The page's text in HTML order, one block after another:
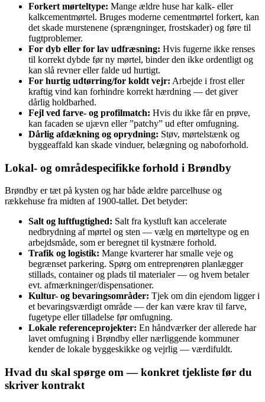
Forkert mørteltype: Mange ældre huse har kalk‑ eller
kalkcementmørtel. Bruges moderne cementmørtel forkert, kan
det skade murstenene (sprængninger, frostskader) og føre til
fugtproblemer.
For dyb eller for lav udfræsning: Hvis fugerne ikke renses
til korrekt dybde før ny mørtel, binder den ikke ordentligt og
kan slå revner eller falde ud hurtigt.
For hurtig udtørring/for koldt vejr: Arbejde i frost eller
kraftig vind kan forhindre korrekt hærdning — det giver
dårlig holdbarhed.
Fejl ved farve- og profilmatch: Hvis du ikke får en prøve,
kan facaden se ujævn eller ”patchy” ud efter omfugning.
Dårlig afdækning og oprydning: Støv, mørtelstænk og
byggeaffald kan skade vinduer, belægning og naboforhold.
Lokal- og områdespecifikke forhold i Brøndby
Brøndby er tæt på kysten og har både ældre parcelhuse og
rækkehuse fra midten af 1900‑tallet. Det betyder:
Salt og luftfugtighed: Salt fra kystluft kan accelerate
nedbrydning af mørtel og sten — vælg en mørteltype og en
arbejdsmåde, som er beregnet til kystnære forhold.
Trafik og logistik: Mange kvarterer har smalle veje og
begrænset parkering. Spørg om entreprenøren planlægger
stillads, container og plads til materialer — og hvem betaler
evt. afmærkninger/dispensationer.
Kultur- og bevaringsområder: Tjek om din ejendom ligger i
et bevaringsværdigt område — der kan være krav til farve,
fugetype eller tilladelse før omfugning.
Lokale referenceprojekter: En håndværker der allerede har
lavet omfugning i Brøndby eller nærliggende kommuner
kender de lokale byggeskikke og vejrlig — værdifuldt.
Hvad du skal spørge om — konkret tjekliste før du
skriver kontrakt